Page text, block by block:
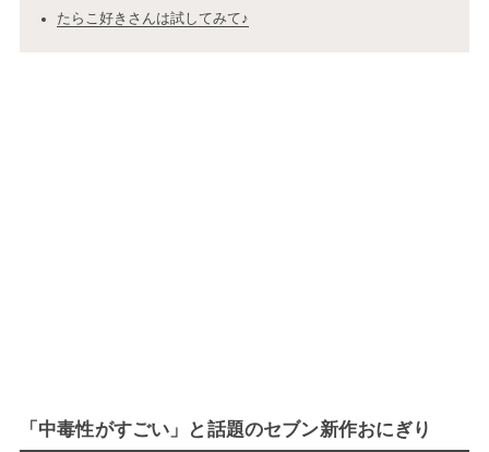
たらこ好きさんは試してみて♪
「中毒性がすごい」と話題のセブン新作おにぎり